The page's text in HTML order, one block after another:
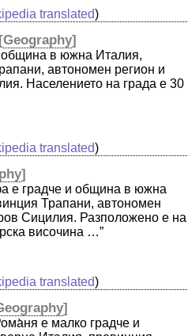
translated)
[Geography]
в южна Италия,
автономен регион и
Населението на града е 30
translated)
]
е градче и община в южна
Трапани, автономен
Сицилия. Разположено е на
височина …”
translated)
]
е малко градче и